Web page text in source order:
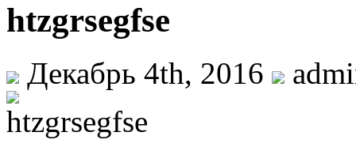
htzgrsegfse
Декабрь 4th, 2016